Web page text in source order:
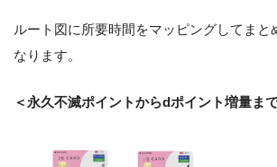
ルート図に所要時間をマッピングしてまと
なります。
＜永久不滅ポイントからdポイント増量ま